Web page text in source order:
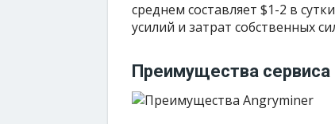
среднем составляет $1-2 в
усилий и затрат собственных
Преимущества сервиса